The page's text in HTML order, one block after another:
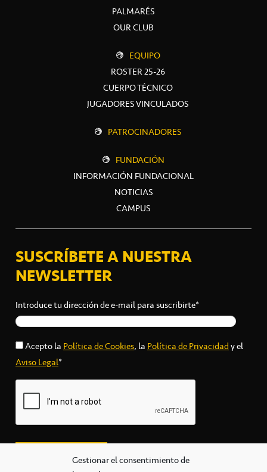
Gestionar el consentimiento de
PALMARÉS
OUR CLUB
EQUIPO
ROSTER 25-26
CUERPO TÉCNICO
JUGADORES VINCULADOS
PATROCINADORES
FUNDACIÓN
INFORMACIÓN FUNDACIONAL
NOTICIAS
CAMPUS
SUSCRÍBETE A NUESTRA
NEWSLETTER
Introduce tu dirección de e-mail para suscribirte*
Acepto laPolítica de Cookies, laPolítica de Privacidady el
Aviso Legal*